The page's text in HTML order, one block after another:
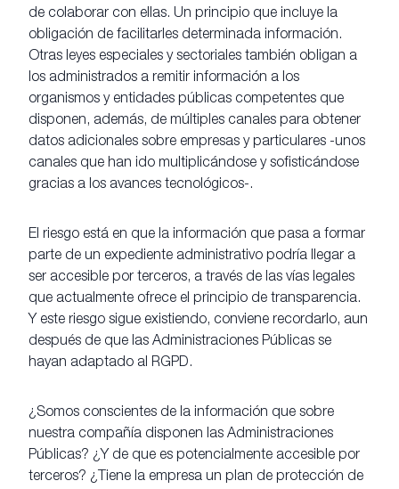
de colaborar con ellas. Un principio que incluye la
obligación de facilitarles determinada información.
Otras leyes especiales y sectoriales también obligan a
los administrados a remitir información a los
organismos y entidades públicas competentes que
disponen, además, de múltiples canales para obtener
datos adicionales sobre empresas y particulares -unos
canales que han ido multiplicándose y sofisticándose
gracias a los avances tecnológicos-.
El riesgo está en que la información que pasa a formar
parte de un expediente administrativo podría llegar a
ser accesible por terceros, a través de las vías legales
que actualmente ofrece el principio de transparencia.
Y este riesgo sigue existiendo, conviene recordarlo, aun
después de que las Administraciones Públicas se
hayan adaptado al RGPD.
¿Somos conscientes de la información que sobre
nuestra compañía disponen las Administraciones
Públicas? ¿Y de que es potencialmente accesible por
terceros? ¿Tiene la empresa un plan de protección de